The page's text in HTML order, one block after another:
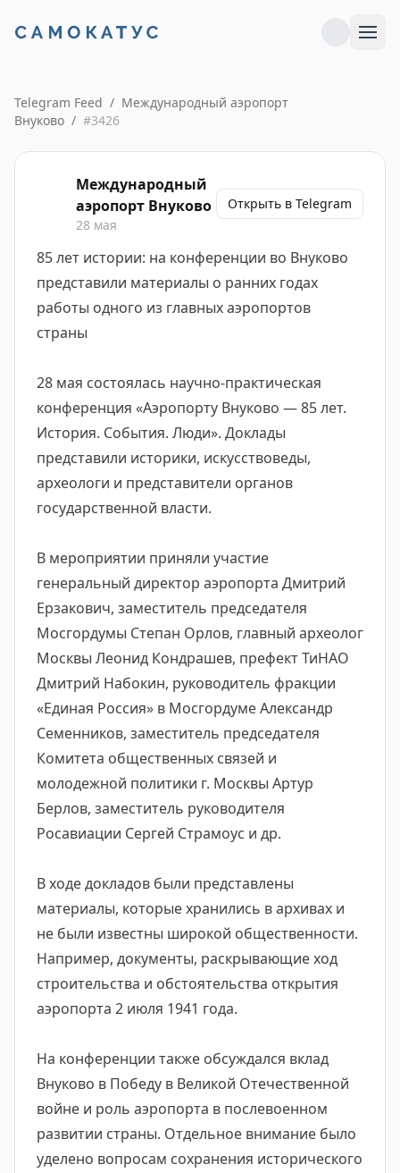
Telegram Feed / Международный аэропорт
Внуково / #3426
Международный
аэропорт Внуково
28 мая
Открыть в Telegram
85 лет истории: на конференции во Внуково
представили материалы о ранних годах
работы одного из главных аэропортов
страны
28 мая состоялась научно-практическая
конференция «Аэропорту Внуково — 85 лет.
История. События. Люди». Доклады
представили историки, искусствоведы,
археологи и представители органов
государственной власти.
В мероприятии приняли участие
генеральный директор аэропорта Дмитрий
Ерзакович, заместитель председателя
Мосгордумы Степан Орлов, главный археолог
Москвы Леонид Кондрашев, префект ТиНАО
Дмитрий Набокин, руководитель фракции
«Единая Россия» в Мосгордуме Александр
Семенников, заместитель председателя
Комитета общественных связей и
молодежной политики г. Москвы Артур
Берлов, заместитель руководителя
Росавиации Сергей Страмоус и др.
В ходе докладов были представлены
материалы, которые хранились в архивах и
не были известны широкой общественности.
Например, документы, раскрывающие ход
строительства и обстоятельства открытия
аэропорта 2 июля 1941 года.
На конференции также обсуждался вклад
Внуково в Победу в Великой Отечественной
войне и роль аэропорта в послевоенном
развитии страны. Отдельное внимание было
уделено вопросам сохранения исторического